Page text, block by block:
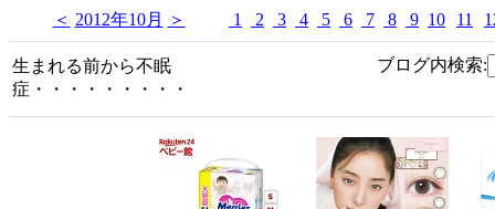
＜ 2012年10月 ＞ 1 2 3 4 5 6 7 8 9 10 11
生まれる前から不眠
症・・・・・・・・・
ブログ内検索: